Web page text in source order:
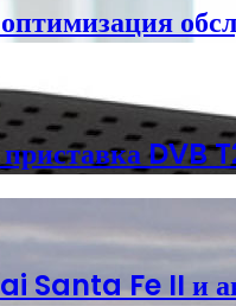
DVB
Santa Fe II и